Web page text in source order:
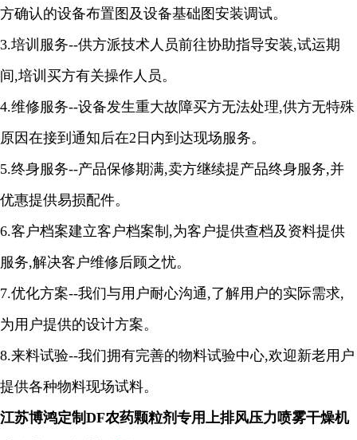
方确认的设备布置图及设备基础图安装调试。
3.培训服务--供方派技术人员前往协助指导安装,试运期
间 ,培训买方有关操作人员。
4.维修服务--设备发生重大故障买方无法处理,供方无特殊
原因在接到通知后在2 日内到达现场服务。
5.终身服务--产品保修期满,卖方继续提产品终身服务,并
优惠提供易损配件。
6.客户档案建立客户档案制 ,为客户提供查档及资料提供
服务,解决客户维修后顾之忧。
7.优化方案--我们与用户耐心沟通,了解用户的实际需求,
为用户提供的设计方案。
8.来料试验--我们拥有完善的物料试验中心,欢迎新老用户
提供各种物料现场试料。
江苏博鸿定制DF农药颗粒剂专用上排风压力喷雾干燥机